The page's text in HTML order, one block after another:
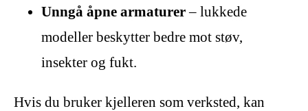
Unngå åpne armaturer– lukkede
modeller beskytter bedre mot støv,
insekter og fukt.
Hvis du bruker kjelleren som verksted, kan